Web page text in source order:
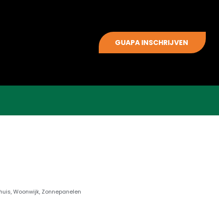
GUAPA INSCHRIJVEN
,Woonwijk, Zonnepanelen